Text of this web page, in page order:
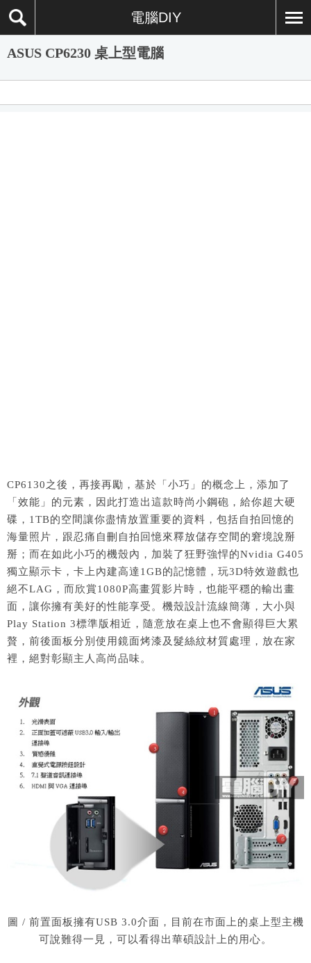
電腦DIY
ASUS CP6230 桌上型電腦
CP6130之後，再接再勵，基於「小巧」的概念上，添加了
「效能」的元素，因此打造出這款時尚小鋼砲，給你超大硬
碟，1TB的空間讓你盡情放置重要的資料，包括自拍回憶的
海量照片，跟忍痛自刪自拍回憶來釋放儲存空間的窘境說掰
掰；而在如此小巧的機殼內，加裝了狂野強悍的Nvidia G405
獨立顯示卡，卡上內建高達1GB的記憶體，玩3D特效遊戲也
絕不LAG，而欣賞1080P高畫質影片時，也能平穩的輸出畫
面，讓你擁有美好的性能享受。機殼設計流線簡薄，大小與
Play Station 3標準版相近，隨意放在桌上也不會顯得巨大累
贅，前後面板分別使用鏡面烤漆及髮絲紋材質處理，放在家
裡，絕對彰顯主人高尚品味。
圖 / 前置面板擁有USB 3.0介面，目前在市面上的桌上型主機
可說難得一見，可以看得出華碩設計上的用心。